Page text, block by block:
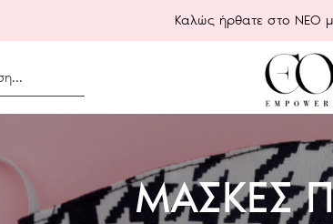
Καλώς ήρθατε στο ΝΕΟ
ΜΆΣΚΕΣ